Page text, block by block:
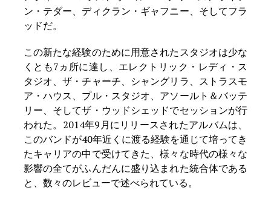
ン・テダー、ディクラン・ギャフニー、そしてフラ
ッドだ。
この新たな経験のために用意されたスタジオは少な
くとも7ヵ所に達し、エレクトリック・レディ・ス
タジオ、ザ・チャーチ、シャングリラ、ストラスモ
ア・ハウス、プル・スタジオ、アソールト＆バッテ
リー、そしてザ・ウッドシェッドでセッションが行
われた。2014年9月にリリースされたアルバムは、
このバンドが40年近くに渡る経験を通じて培ってき
たキャリアの中で受けてきた、様々な時代の様々な
影響の全てがふんだんに盛り込まれた統合体である
と、数々のレビューで述べられている。